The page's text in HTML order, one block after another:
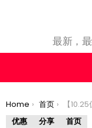
最新，
You are here:
Home 首页
【10.25促销】10款低于
优惠
分享 首页